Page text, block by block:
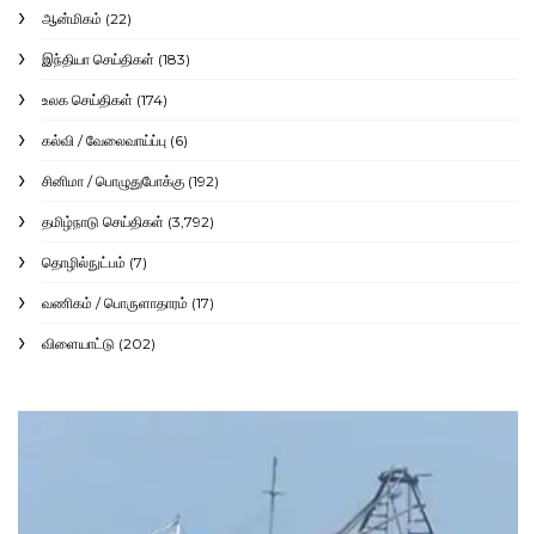
ஆன்மிகம் (22)
இந்தியா செய்திகள் (183)
உலக செய்திகள் (174)
கல்வி / வேலைவாய்ப்பு (6)
சினிமா / பொழுதுபோக்கு (192)
தமிழ்நாடு செய்திகள் (3,792)
தொழில்நுட்பம் (7)
வணிகம் / பொருளாதாரம் (17)
விளையாட்டு (202)